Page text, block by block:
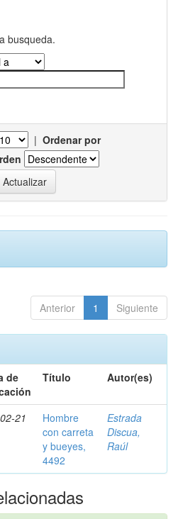
busqueda.
| Ordenar por
Anterior 1 Siguiente
de
Título Autor(es)
21
Hombre
con carreta
y bueyes,
4492
Estrada
Discua,
Raúl